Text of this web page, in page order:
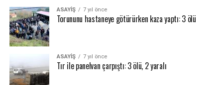
ASAYİŞ 7 yıl önce
Torununu hastaneye götürürken kaza yaptı: 3 ölü
ASAYİŞ 7 yıl önce
Tır ile panelvan çarpıştı: 3 ölü, 2 yaralı